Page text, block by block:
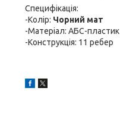
Специфікація:
-Колір: Чорний мат
-Матеріал: АБС-пластик
-Конструкція: 11 ребер